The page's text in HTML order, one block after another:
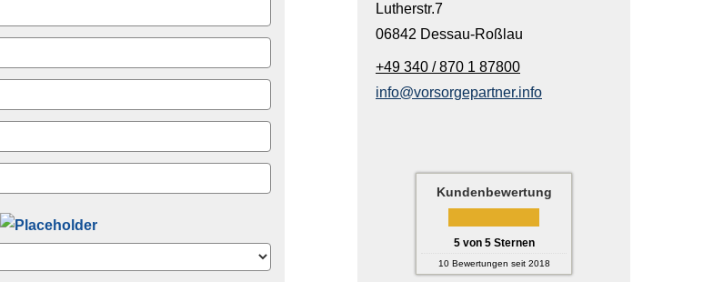
Lutherstr.7
06842 Dessau-Roßlau
+49 340 / 870 1 87800
info@vorsorgepartner.info
Kundenbewertung
5von 5Sternen
10Bewertungen seit 2018